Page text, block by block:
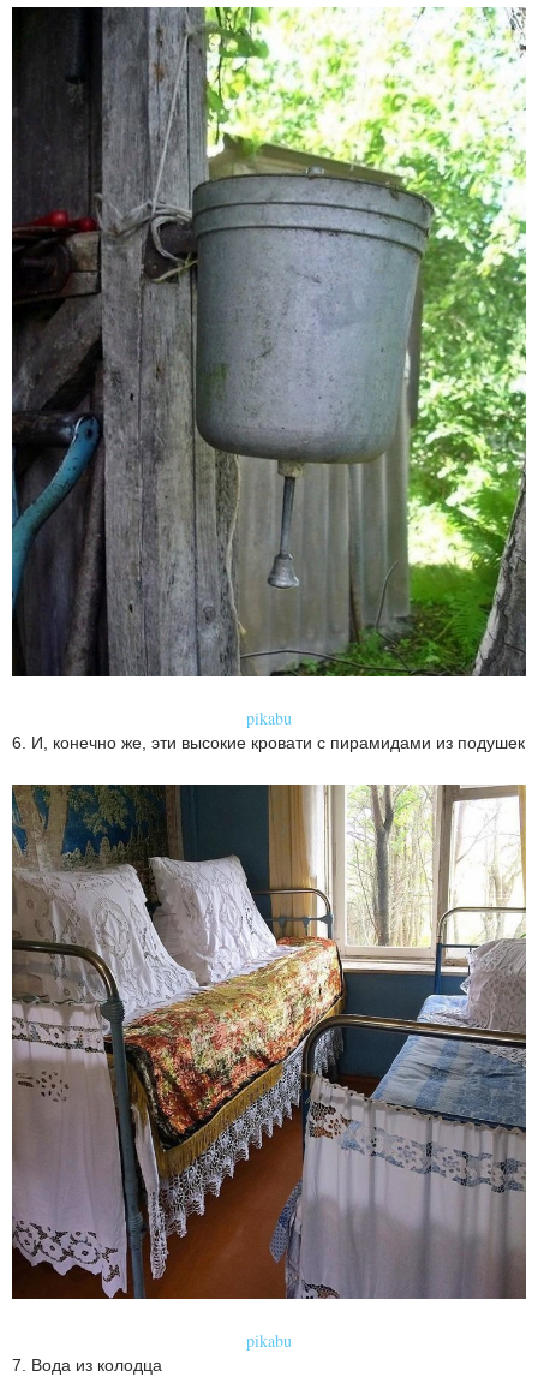
pikabu
6. И, конечно же, эти высокие кровати с пирамидами из подушек
pikabu
7. Вода из колодца